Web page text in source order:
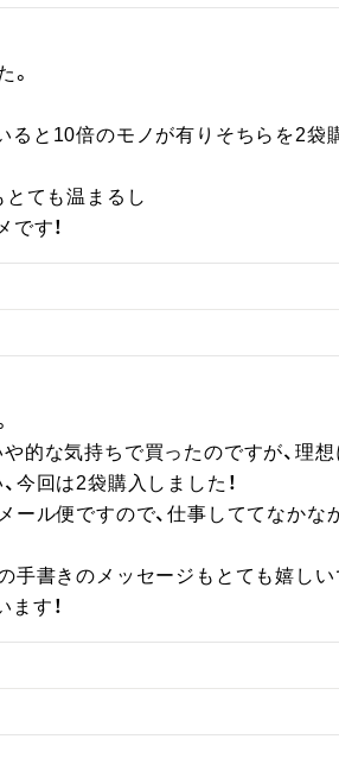
。
と10倍のモノが有りそちらを2袋
とても温まるし
です！
的な気持ちで買ったのですが、理想
今回は2袋購入しました！
ール便ですので、仕事しててなか
手書きのメッセージもとても嬉しい
す！